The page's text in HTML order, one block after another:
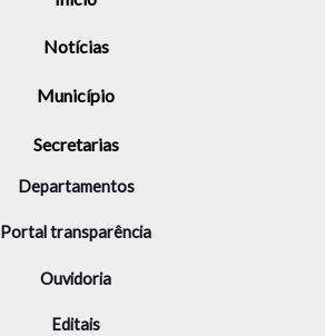
Notícias
Município
Secretarias
Departamentos
Portal transparência
Ouvidoria
Editais